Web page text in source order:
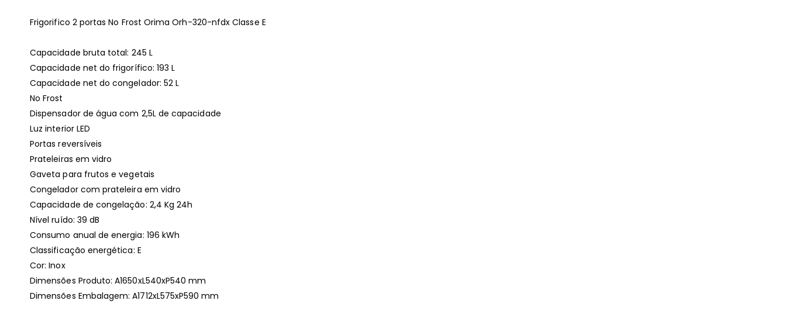
Frigorifico 2 portas No Frost Orima Orh-320-nfdx Classe E
Capacidade bruta total: 245 L
Capacidade net do frigorífico: 193 L
Capacidade net do congelador: 52 L
No Frost
Dispensador de água com 2,5L de capacidade
Luz interior LED
Portas reversíveis
Prateleiras em vidro
Gaveta para frutos e vegetais
Congelador com prateleira em vidro
Capacidade de congelação: 2,4 Kg 24h
Nível ruído: 39 dB
Consumo anual de energia: 196 kWh
Classificação energética: E
Cor: Inox
Dimensões Produto: A1650xL540xP540 mm
Dimensões Embalagem: A1712xL575xP590 mm